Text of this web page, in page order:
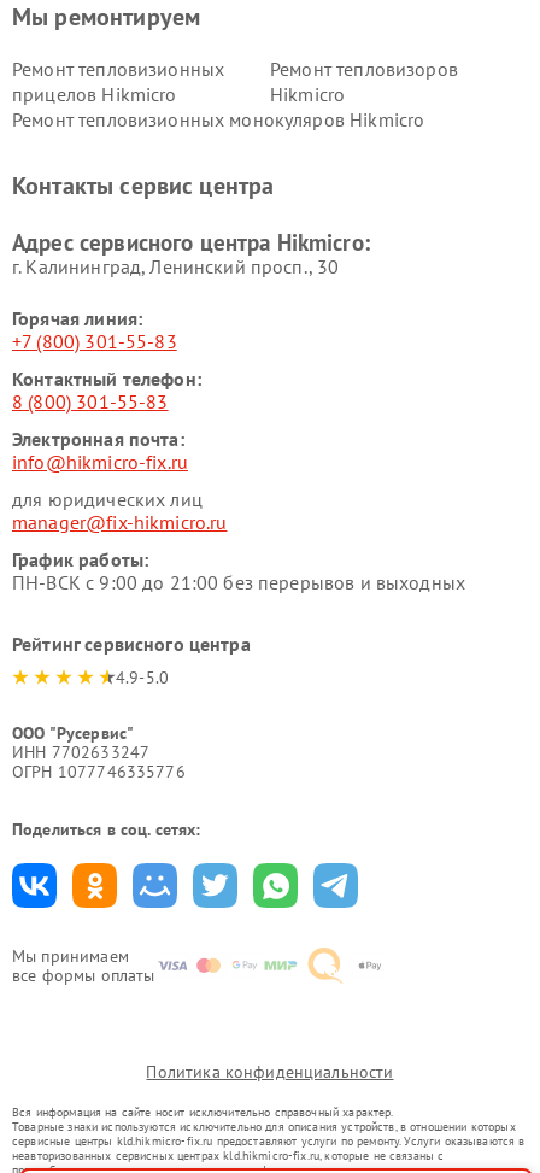
Мы принимаем
все формы оплаты
Мы ремонтируем
Ремонт тепловизионных
прицелов Hikmicro
Ремонт тепловизоров
Hikmicro
Ремонт тепловизионных монокуляров Hikmicro
Контакты сервис центра
Адрес сервисного центра Hikmicro:
г. Калининград, Ленинский просп., 30
Горячая линия:
+7 (800) 301-55-83
Контактный телефон:
8 (800) 301-55-83
Электронная почта:
info@hikmicro-fix.ru
для юридических лиц
manager@fix-hikmicro.ru
График работы:
ПН-ВСК с 9:00 до 21:00 без перерывов и выходных
Рейтинг сервисного центра
4.9-5.0
ООО "Русервис"
ИНН 7702633247
ОГРН 1077746335776
Поделиться в соц. сетях:
Политика конфиденциальности
Вся информация на сайте носит исключительно справочный характер.
Товарные знаки используются исключительно для описания устройств, в отношении которых
сервисные центры kld.hikmicro-fix.ru предоставляют услуги по ремонту. Услуги оказываются в
неавторизованных сервисных центрах kld.hikmicro-fix.ru, которые не связаны с